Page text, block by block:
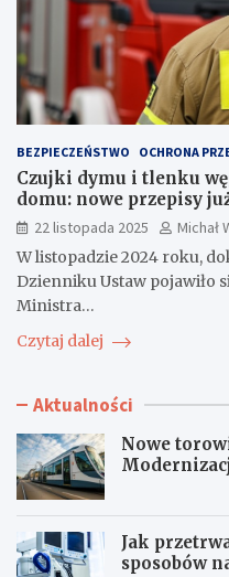
BEZPIECZEŃSTWO OCHRONA
Czujki dymu i tlenku
domu: nowe przepisy
22 listopada 2025
Michał
W listopadzie 2024 roku,
Dzienniku Ustaw pojawiło
Ministra…
Czytaj dalej
Aktualności
Nowe
Jak
sposobów